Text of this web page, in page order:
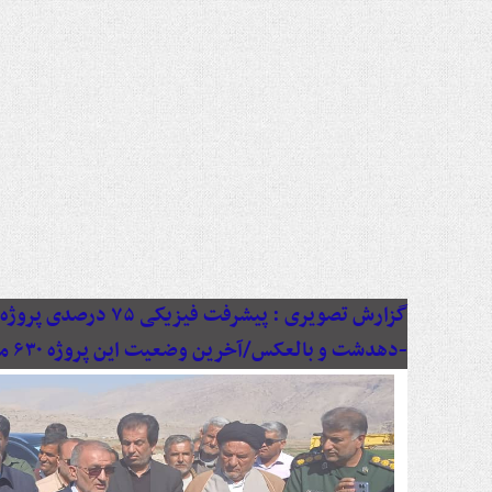
گزارش تصویری :
پیشرفت فیزیکی
-دهدشت و بالعکس/آخرین وضعیت این پروژه ۶۳۰ میلیاردی به روایت تصویر